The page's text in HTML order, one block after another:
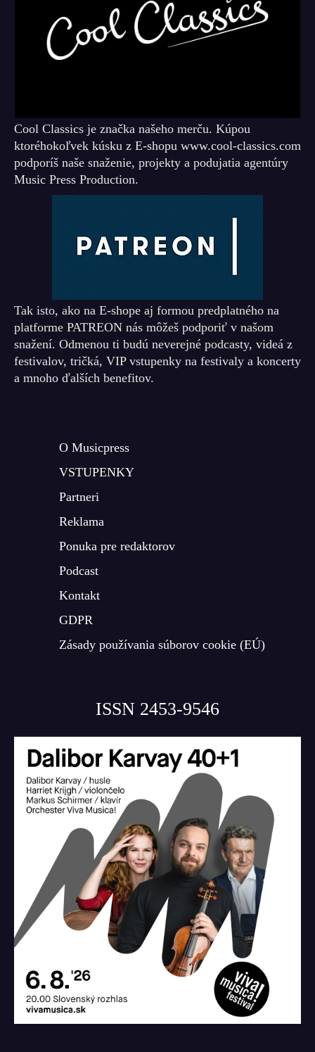
Cool Classics je značka našeho merču. Kúpou
ktoréhokoľvek kúsku z E-shopu www.cool-classics.com
podporíš naše snaženie, projekty a podujatia agentúry
Music Press Production.
Tak isto, ako na E-shope aj formou predplatného na
platforme PATREON nás môžeš podporiť v našom
snažení. Odmenou ti budú neverejné podcasty, videá z
festivalov, tričká, VIP vstupenky na festivaly a koncerty
a mnoho ďalších benefitov.
O Musicpress
VSTUPENKY
Partneri
Reklama
Ponuka pre redaktorov
Podcast
Kontakt
GDPR
Zásady používania súborov cookie (EÚ)
ISSN 2453-9546